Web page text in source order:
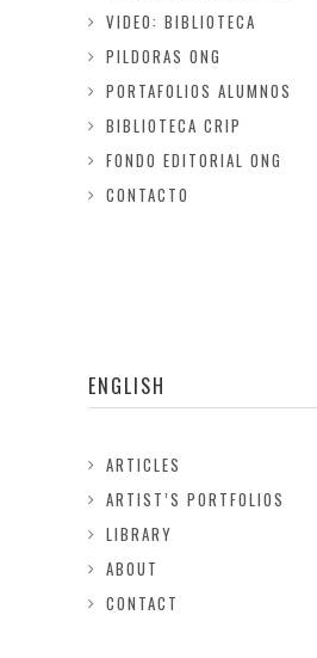
VIDEO: BIBLIOTECA
PILDORAS ONG
PORTAFOLIOS ALUMNOS
BIBLIOTECA CRIP
FONDO EDITORIAL ONG
CONTACTO
ENGLISH
ARTICLES
ARTIST’S PORTFOLIOS
LIBRARY
ABOUT
CONTACT